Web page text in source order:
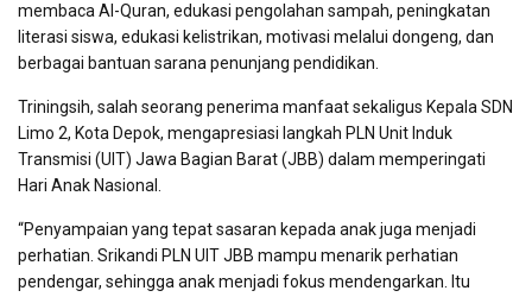
membaca Al-Quran, edukasi pengolahan sampah, peningkatan
literasi siswa, edukasi kelistrikan, motivasi melalui dongeng, dan
berbagai bantuan sarana penunjang pendidikan.
Triningsih, salah seorang penerima manfaat sekaligus Kepala SDN
Limo 2, Kota Depok, mengapresiasi langkah PLN Unit Induk
Transmisi (UIT) Jawa Bagian Barat (JBB) dalam memperingati
Hari Anak Nasional.
“Penyampaian yang tepat sasaran kepada anak juga menjadi
perhatian. Srikandi PLN UIT JBB mampu menarik perhatian
pendengar, sehingga anak menjadi fokus mendengarkan. Itu